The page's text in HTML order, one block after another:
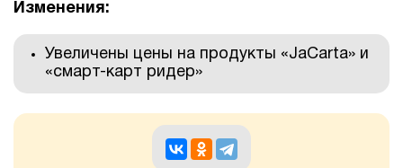
Партнерам
События
Изменения:
Увеличены цены на продукты «JaCarta» и
«смарт-карт ридер»